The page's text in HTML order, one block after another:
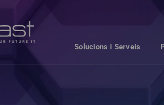
Solucions i Serveis